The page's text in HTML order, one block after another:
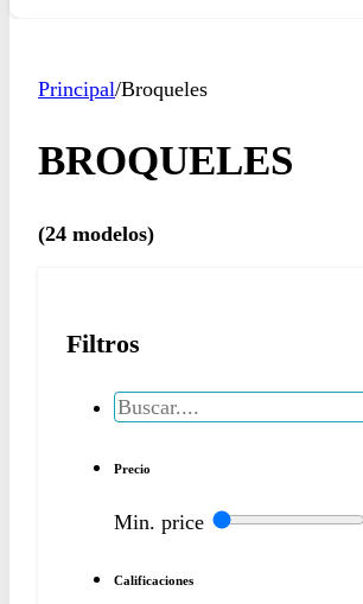
Principal/Broqueles
BROQUELES
(24 modelos)
Filtros
Search
...
Precio
Min. price
Calificaciones